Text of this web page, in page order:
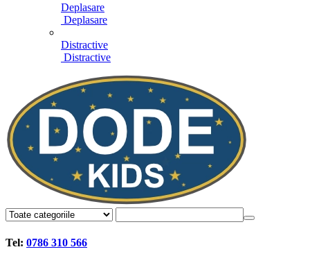
Deplasare
Deplasare
Distractive
Distractive
Tel: 0786 310 566